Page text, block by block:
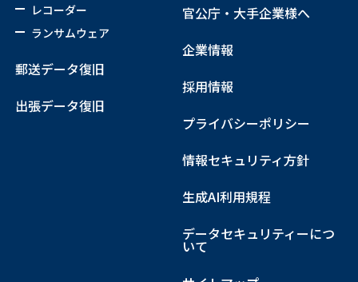
レコーダー
ランサムウェア
郵送データ復旧
出張データ復旧
官公庁・大手企業様へ
企業情報
採用情報
プライバシーポリシー
情報セキュリティ方針
生成AI利用規程
データセキュリティーにつ
いて